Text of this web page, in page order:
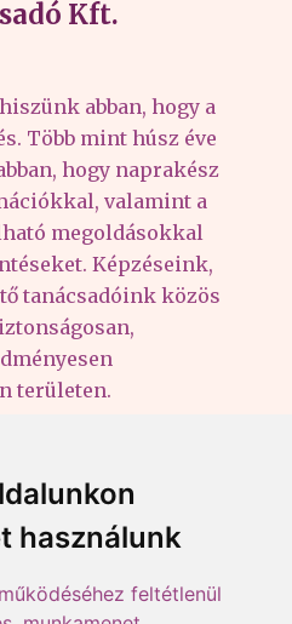
használunk
feltétlenül
Kft.
abban, hogy a
Több mint húsz éve
hogy naprakész
valamint a
megoldásokkal
Képzéseink,
tanácsadóink közös
területen.
4. em.